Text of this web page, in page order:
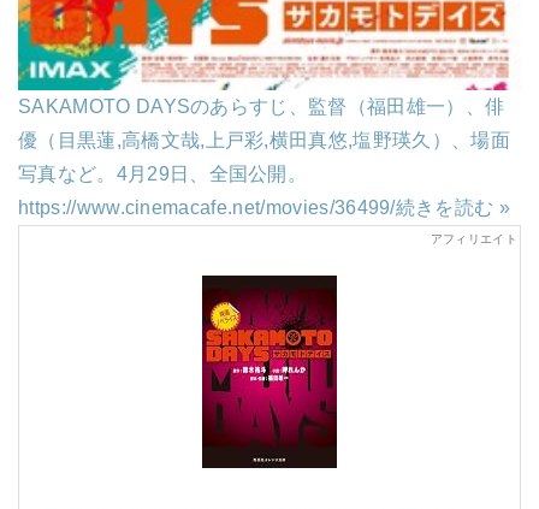
SAKAMOTO DAYSのあらすじ、監督（福田雄一）、俳
優（目黒蓮,高橋文哉,上戸彩,横田真悠,塩野瑛久）、場面
写真など。4月29日、全国公開。
https://www.cinemacafe.net/movies/36499/続きを読む »